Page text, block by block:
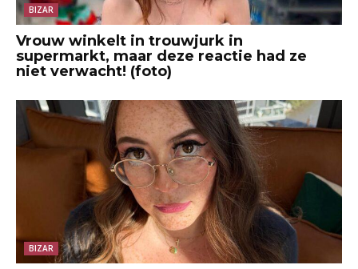
BIZAR
Vrouw winkelt in trouwjurk in
supermarkt, maar deze reactie had ze
niet verwacht! (foto)
BIZAR